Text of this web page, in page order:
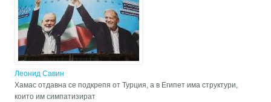
Леонид Савин
Хамас отдавна се подкрепя от Турция, а в Египет има структури,
които им симпатизират